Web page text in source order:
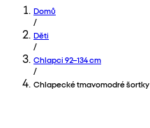
Domů
/
Děti
/
Chlapci 92–134 cm
/
Chlapecké tmavomodré šortky